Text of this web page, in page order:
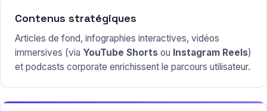
Contenus stratégiques
Articles de fond, infographies interactives, vidéos
immersives (via YouTube Shorts ou Instagram Reels)
et podcasts corporate enrichissent le parcours utilisateur.